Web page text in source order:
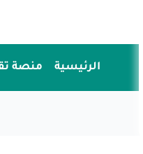
الرئيسية منصة